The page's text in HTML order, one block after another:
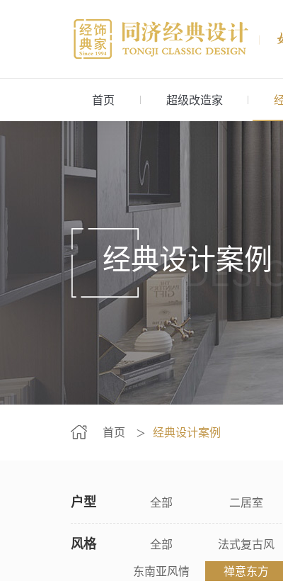
首页 超级改造家
经典设计案例
首页 ＞ 经典设计案例
户型 全部 二居室
风格 全部 法式复古风
东南亚风情
禅意东方